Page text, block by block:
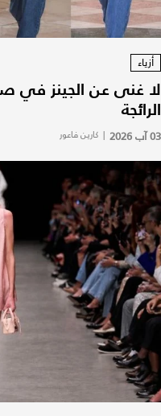
أزياء
الرائجة
03 آب 2026 | كارين فاعور